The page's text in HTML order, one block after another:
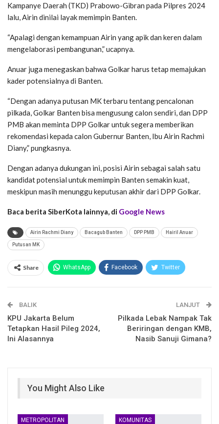
Kampanye Daerah (TKD) Prabowo-Gibran pada Pilpres 2024
lalu, Airin dinilai layak memimpin Banten.
“Apalagi dengan kemampuan Airin yang apik dan keren dalam
mengelaborasi pembangunan,” ucapnya.
Anuar juga menegaskan bahwa Golkar harus tetap memajukan
kader potensialnya di Banten.
“Dengan adanya putusan MK terbaru tentang pencalonan
pilkada, Golkar Banten bisa mengusung calon sendiri, dan DPP
PMB akan meminta DPP Golkar untuk segera memberikan
rekomendasi kepada calon Gubernur Banten, Ibu Airin Rachmi
Diany,” pungkasnya.
Dengan adanya dukungan ini, posisi Airin sebagai salah satu
kandidat potensial untuk memimpin Banten semakin kuat,
meskipun masih menunggu keputusan akhir dari DPP Golkar.
Baca berita SiberKota lainnya, di Google News
Airin Rachmi Diany Bacagub Banten DPP PMB Hairil Anuar
Putusan MK
Share WhatsApp Facebook Twitter
Telegram
BALIK
KPU Jakarta Belum
Tetapkan Hasil Pileg 2024,
Ini Alasannya
LANJUT
Pilkada Lebak Nampak Tak
Beriringan dengan KMB,
Nasib Sanuji Gimana?
You Might Also Like
METROPOLITAN KOMUNITAS